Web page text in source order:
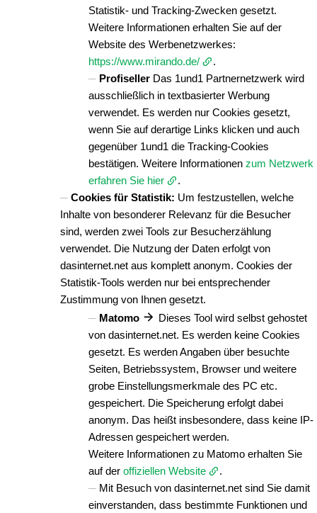
Statistik- und Tracking-Zwecken gesetzt.
Weitere Informationen erhalten Sie auf der
Website des Werbenetzwerkes:
https://www.mirando.de/
.
Profiseller Das 1und1 Partnernetzwerk wird
ausschließlich in textbasierter Werbung
verwendet. Es werden nur Cookies gesetzt,
wenn Sie auf derartige Links klicken und auch
gegenüber 1und1 die Tracking-Cookies
bestätigen. Weitere Informationen zum Netzwerk
erfahren Sie hier
.
Cookies für Statistik: Um festzustellen, welche
Inhalte von besonderer Relevanz für die Besucher
sind, werden zwei Tools zur Besucherzählung
verwendet. Die Nutzung der Daten erfolgt von
dasinternet.net aus komplett anonym. Cookies der
Statistik-Tools werden nur bei entsprechender
Zustimmung von Ihnen gesetzt.
Matomo
Dieses Tool wird selbst gehostet
von dasinternet.net. Es werden keine Cookies
gesetzt. Es werden Angaben über besuchte
Seiten, Betriebssystem, Browser und weitere
grobe Einstellungsmerkmale des PC etc.
gespeichert. Die Speicherung erfolgt dabei
anonym. Das heißt insbesondere, dass keine IP-
Adressen gespeichert werden.
Weitere Informationen zu Matomo erhalten Sie
auf der offiziellen Website
.
Mit Besuch von dasinternet.net sind Sie damit
einverstanden, dass bestimmte Funktionen und